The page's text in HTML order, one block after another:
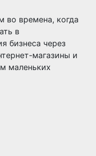
во времена, когда
в
бизнеса через
магазины и
маленьких